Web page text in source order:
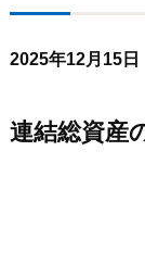
2025年12月15日
連結総資産